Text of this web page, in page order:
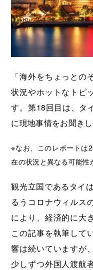
中国本部
九州本部
「海外をちょっとの
状況やホットなトピ
す。第18回目は、タ
に現地事情をお聞きし
※なお、このレポートは
在の状況と異なる可能性
観光立国であるタイ
るうコロナウィルス
により、経済的に大
この記事を執筆して
響は続いていますが
少しずつ外国人渡航